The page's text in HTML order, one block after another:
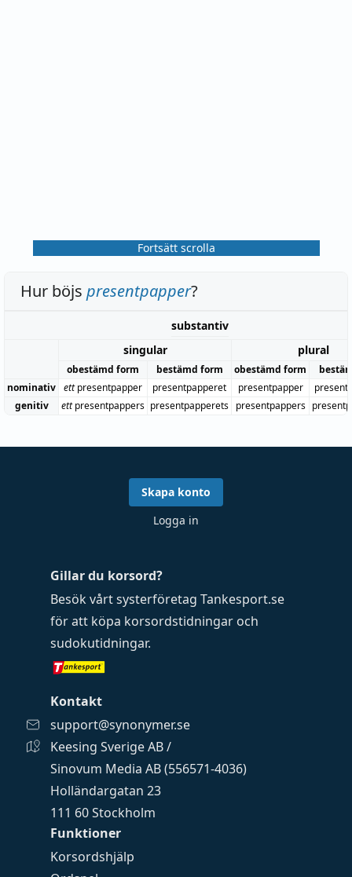
Fortsätt scrolla
Hur böjs presentpapper?
substantiv
singular
plural
obestämd form bestämd form obestämd form
nominativ ettpresentpapper presentpapperet presentpapper
genitiv
ettpresentpappers presentpapperets presentpappers
Funktioner
Korsordshjälp
Gillar du korsord?
Besök vårt systerföretag Tankesport.se
för att köpa korsordstidningar och
sudokutidningar.
Kontakt
support@synonymer.se
Keesing Sverige AB /
Sinovum Media AB (556571-4036)
Holländargatan 23
111 60 Stockholm
Skapa konto
Logga in